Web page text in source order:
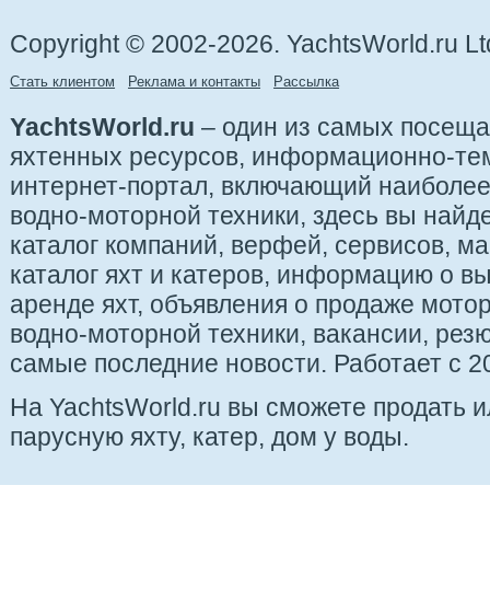
Copyright © 2002-2026. YachtsWorld.ru
Стать клиентом Реклама и контакты Рассылка
YachtsWorld.ru – один из самых
яхтенных ресурсов, информационно-
интернет-портал, включающий
водно-моторной техники, здесь вы
каталог компаний, верфей, сервисов,
каталог яхт и катеров, информацию о
аренде яхт, объявления о продаже
водно-моторной техники, вакансии,
самые последние новости. Работает с
На YachtsWorld.ru вы сможете продать
парусную яхту, катер, дом у воды.